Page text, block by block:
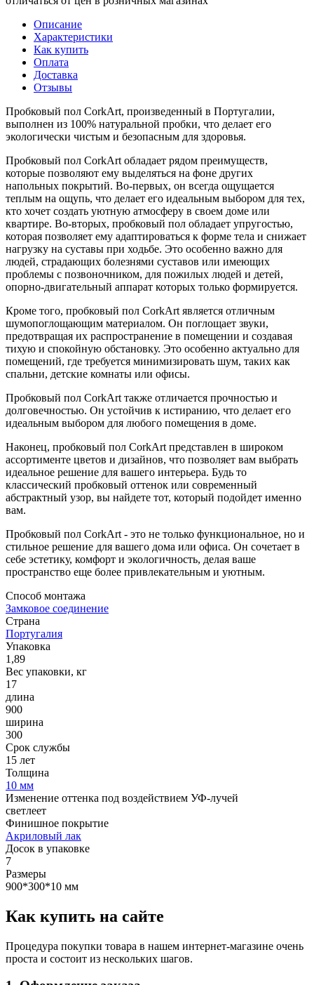
Описание
Характеристики
Как купить
Оплата
Доставка
Отзывы
Пробковый пол CorkArt, произведенный в Португалии,
выполнен из 100% натуральной пробки, что делает его
экологически чистым и безопасным для здоровья.
Пробковый пол CorkArt обладает рядом преимуществ,
которые позволяют ему выделяться на фоне других
напольных покрытий. Во-первых, он всегда ощущается
теплым на ощупь, что делает его идеальным выбором для тех,
кто хочет создать уютную атмосферу в своем доме или
квартире. Во-вторых, пробковый пол обладает упругостью,
которая позволяет ему адаптироваться к форме тела и снижает
нагрузку на суставы при ходьбе. Это особенно важно для
людей, страдающих болезнями суставов или имеющих
проблемы с позвоночником, для пожилых людей и детей,
опорно-двигательный аппарат которых только формируется.
Кроме того, пробковый пол CorkArt является отличным
шумопоглощающим материалом. Он поглощает звуки,
предотвращая их распространение в помещении и создавая
тихую и спокойную обстановку. Это особенно актуально для
помещений, где требуется минимизировать шум, таких как
спальни, детские комнаты или офисы.
Пробковый пол CorkArt также отличается прочностью и
долговечностью. Он устойчив к истиранию, что делает его
идеальным выбором для любого помещения в доме.
Наконец, пробковый пол CorkArt представлен в широком
ассортименте цветов и дизайнов, что позволяет вам выбрать
идеальное решение для вашего интерьера. Будь то
классический пробковый оттенок или современный
абстрактный узор, вы найдете тот, который подойдет именно
вам.
Пробковый пол CorkArt - это не только функциональное, но и
стильное решение для вашего дома или офиса. Он сочетает в
себе эстетику, комфорт и экологичность, делая ваше
пространство еще более привлекательным и уютным.
Способ монтажа
Замковое соединение
Страна
Португалия
Упаковка
1,89
Вес упаковки, кг
17
длина
900
ширина
300
Срок службы
15 лет
Толщина
10 мм
Изменение оттенка под воздействием УФ-лучей
светлеет
Финишное покрытие
Акриловый лак
Досок в упаковке
7
Размеры
900*300*10 мм
Как купить на сайте
Процедура покупки товара в нашем интернет-магазине очень
проста и состоит из нескольких шагов.